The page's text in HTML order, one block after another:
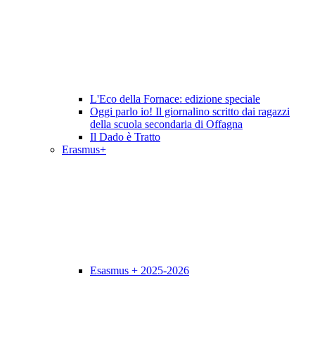
L'Eco della Fornace: edizione speciale
Oggi parlo io! Il giornalino scritto dai ragazzi
della scuola secondaria di Offagna
Il Dado è Tratto
Erasmus+
Esasmus + 2025-2026